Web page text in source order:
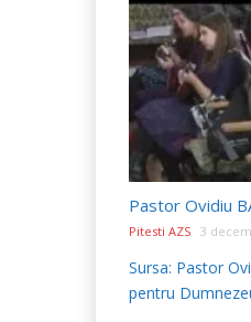
Pitesti AZS 3
Sursa: Pastor
pentru